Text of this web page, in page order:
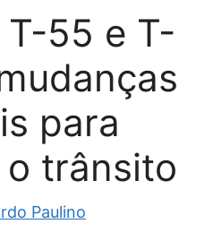
55 e T-
para
trânsito
Paulino